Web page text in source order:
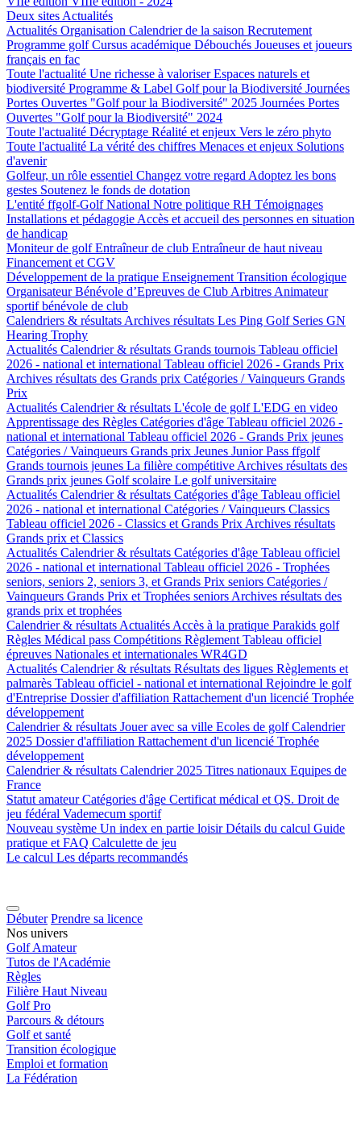
Deux sites Actualités
Actualités Organisation Calendrier de la saison Recrutement
Programme golfCursus académique Débouchés Joueuses et joueurs
français en fac
Toute l'actualité Une richesse à valoriserEspaces naturels et
biodiversité Programme & Label Golf pour la Biodiversité Journées
Portes Ouvertes "Golf pour la Biodiversité" 2025 Journées Portes
Ouvertes "Golf pour la Biodiversité" 2024
Toute l'actualité Décryptage Réalité et enjeux Vers le zéro phyto
Toute l'actualité La vérité des chiffres Menaces et enjeux Solutions
d'avenir
Golfeur, un rôle essentiel Changez votre regard Adoptez les bons
gestes Soutenez le fonds de dotation
L'entité ffgolf-Golf National Notre politique RH Témoignages
Installations et pédagogie Accès et accueil des personnes en situation
de handicap
Moniteur de golfEntraîneur de club Entraîneur de haut niveau
Financement et CGV
Développement de la pratique Enseignement Transition écologique
Organisateur Bénévole d’Epreuves de Club Arbitres Animateur
sportif bénévole de club
Calendriers & résultats Archives résultats Les Ping Golf Series GN
Hearing Trophy
Actualités Calendrier & résultats Grands tournois Tableau officiel
2026 - national et international Tableau officiel 2026 - Grands Prix
Archives résultats des Grands prix Catégories / Vainqueurs Grands
Prix
Actualités Calendrier & résultats L'école de golfL'EDG en video
Apprentissage des Règles Catégories d'âge Tableau officiel 2026 -
national et international Tableau officiel 2026 - Grands Prix jeunes
Catégories / Vainqueurs Grands prix Jeunes Junior Pass ffgolf
Grands tournois jeunes La filière compétitive Archives résultats des
Grands prix jeunes Golf scolaire Le golf universitaire
Actualités Calendrier & résultats Catégories d'âge Tableau officiel
2026 - national et international Catégories / Vainqueurs Classics
Tableau officiel 2026 - Classics et Grands Prix Archives résultats
Grands prix et Classics
Actualités Calendrier & résultats Catégories d'âge Tableau officiel
2026 - national et international Tableau officiel 2026 - Trophées
seniors, seniors 2, seniors 3, et Grands Prix seniors Catégories /
Vainqueurs Grands Prix et Trophées seniors Archives résultats des
grands prix et trophées
Calendrier & résultats Actualités Accès à la pratique Parakids golf
Règles Médical pass Compétitions Règlement Tableau officiel
épreuves Nationales et internationales WR4GD
Actualités Calendrier & résultats Résultats des ligues Règlements et
palmarès Tableau officiel - national et international Rejoindre le golf
d'Entreprise Dossier d'affiliation Rattachement d'un licencié Trophée
développement
Calendrier & résultats Jouer avec sa ville Ecoles de golfCalendrier
2025 Dossier d'affiliation Rattachement d'un licencié Trophée
développement
Calendrier & résultats Calendrier 2025 Titres nationaux Equipes de
France
Statut amateurCatégories d'âge Certificat médical et QS. Droit de
jeu fédéral Vademecum sportif
Nouveau système Un index en partie loisirDétails du calcul Guide
pratique et FAQ Calculette de jeu
Le calcul Les départs recommandés
Débuter Prendre sa licence
Nos univers
Golf Amateur
Tutos de l'Académie
Règles
Filière Haut Niveau
Golf Pro
Parcours & détours
Golf et santé
Transition écologique
Emploi et formation
La Fédération